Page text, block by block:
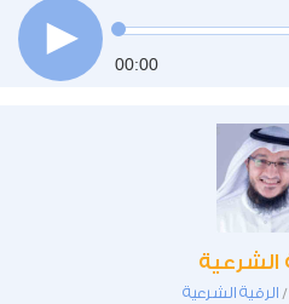
00:00
الشرعية
/ الرقية الشرعية